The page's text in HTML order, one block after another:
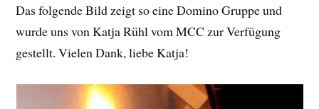
Das folgende Bild zeigt so eine Domino Gruppe und
wurde uns von Katja Rühl vom MCC zur Verfügung
gestellt. Vielen Dank, liebe Katja!